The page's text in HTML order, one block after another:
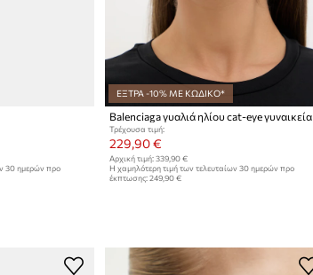
30 ημερών προ
ΕΞΤΡΑ -10% ΜΕ ΚΩΔΙΚΟ*
Balenciaga γυαλιά ηλίου cat-eye γυναικεία
Τρέχουσα τιμή:
229,90 €
Αρχική τιμή: 339,90 €
Η χαμηλότερη τιμή των τελευταίων 30 ημερών προ
έκπτωσης: 249,90 €